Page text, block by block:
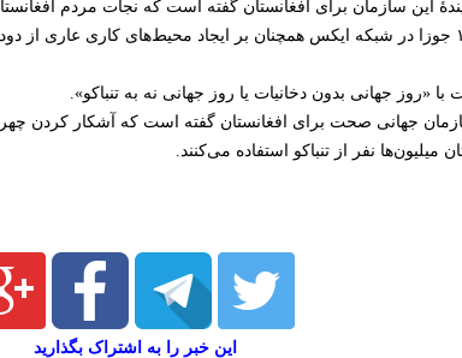
این سازمان برای افغانستان گفته است که نجات مردم
جهانی صحت برای افغانستان گفته است که آشکار کردن چهرۀ
نفر از تنباکو استفاده می‌کنند.
این خبر را به اشتراک بگذارید